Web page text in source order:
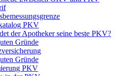
PKV
der Apotheker seine beste PKV?
Gründe
Gründe
PKV